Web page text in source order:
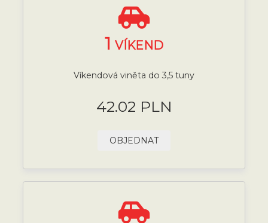
1 VÍKEND
Víkendová viněta do 3,5 tuny
42.02 PLN
OBJEDNAT